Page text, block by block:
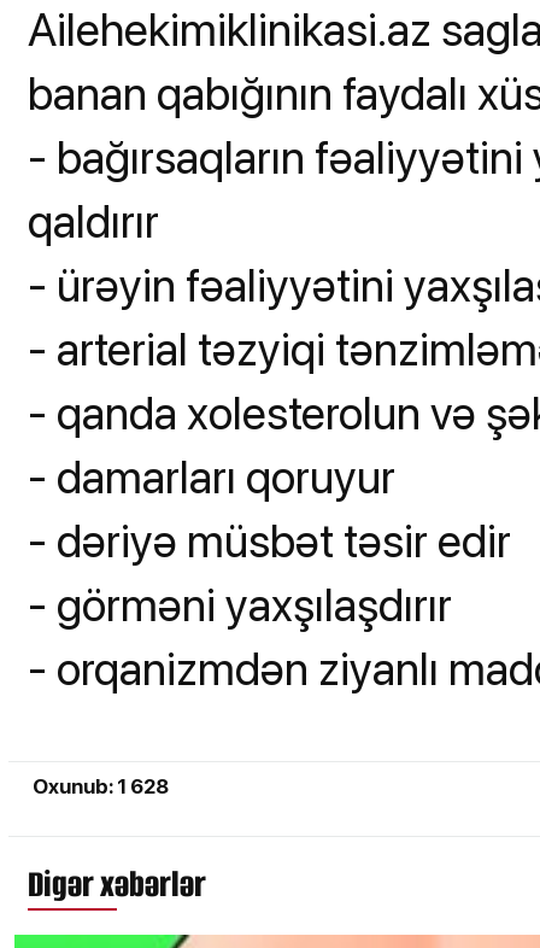
Ailehekimiklinikasi.az
banan qabığının faydalı
- bağırsaqların fəaliyyətini
qaldırır
- ürəyin fəaliyyətini
- arterial təzyiqi
- qanda xolesterolun və
- damarları qoruyur
- dəriyə müsbət təsir edir
- görməni yaxşılaşdırır
- orqanizmdən ziyanlı
Oxunub: 1 628
Digər xəbərlər